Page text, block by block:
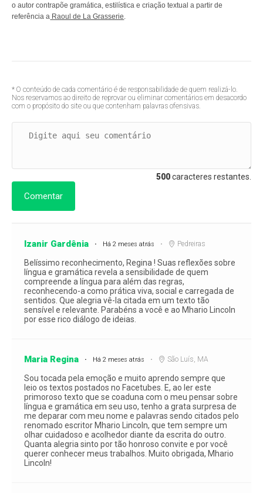
o autor contrapõe gramática, estilística e criação textual a partir de
referência a Raoul de La Grasserie
* O conteúdo de cada comentário é de responsabilidade de quem realizá-lo.
Nos reservamos ao direito de reprovar ou eliminar comentários em desacordo
com o propósito do site ou que contenham palavras ofensivas.
500caracteres restantes.
Comentar
Izanir Gardênia Há 2 meses atrás Pedreiras
Belíssimo reconhecimento, Regina ! Suas reflexões sobre
língua e gramática revela a sensibilidade de quem
compreende a língua para além das regras,
reconhecendo-a como prática viva, social e carregada de
sentidos. Que alegria vê-la citada em um texto tão
sensível e relevante. Parabéns a você e ao Mhario Lincoln
por esse rico diálogo de ideias.
Maria Regina Há 2 meses atrás São Luís, MA
Sou tocada pela emoção e muito aprendo sempre que
leio os textos postados no Facetubes. E, ao ler este
primoroso texto que se coaduna com o meu pensar sobre
língua e gramática em seu uso, tenho a grata surpresa de
me deparar com meu nome e palavras sendo citados pelo
renomado escritor Mhario Lincoln, que tem sempre um
olhar cuidadoso e acolhedor diante da escrita do outro.
Quanta alegria sinto por tão honroso convite e por você
querer conhecer meus trabalhos. Muito obrigada, Mhario
Lincoln!